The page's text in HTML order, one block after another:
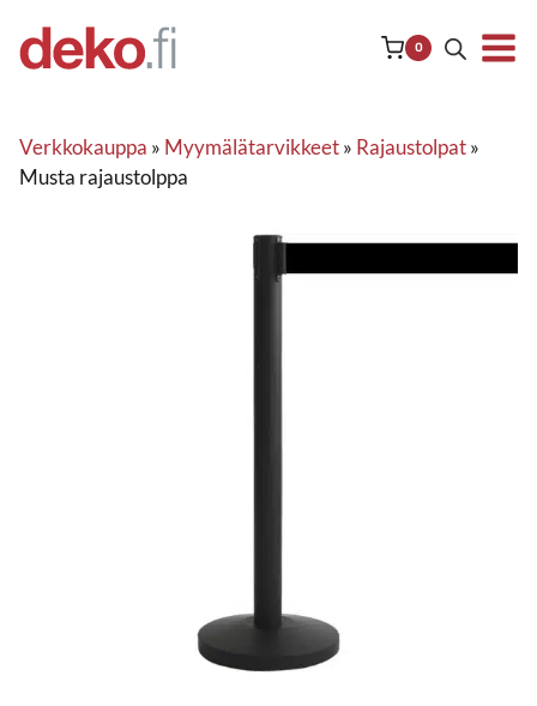
sisältöön
0
Verkkokauppa » Myymälätarvikkeet» Rajaustolpat»
Musta rajaustolppa